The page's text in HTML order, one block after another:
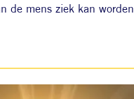
de mens ziek kan worden.